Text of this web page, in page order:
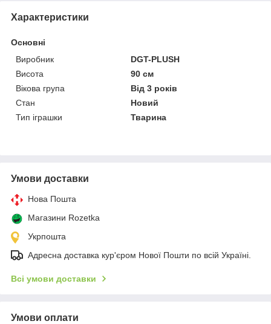
Характеристики
Основні
Виробник
DGT-PLUSH
Висота
90 см
Вікова група
Від 3 років
Стан
Новий
Тип іграшки
Тварина
Умови доставки
Нова Пошта
Магазини Rozetka
Укрпошта
Адресна доставка кур'єром Нової Пошти по всій Україні.
Всі умови доставки
Умови оплати